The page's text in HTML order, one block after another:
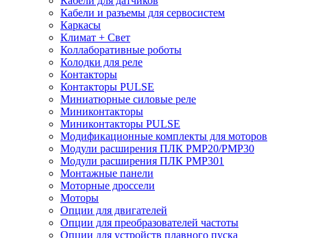
Кабели и разъемы для сервосистем
Каркасы
Климат + Свет
Коллаборативные роботы
Колодки для реле
Контакторы
Контакторы PULSE
Миниатюрные силовые реле
Миниконтакторы
Миниконтакторы PULSE
Модификационные комплекты для моторов
Модули расширения ПЛК PMP20/PMP30
Модули расширения ПЛК PMP301
Монтажные панели
Моторные дроссели
Моторы
Опции для двигателей
Опции для преобразователей частоты
Опции для устройств плавного пуска